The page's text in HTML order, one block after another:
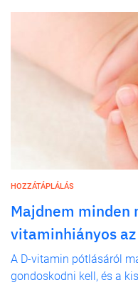
HOZZÁTÁPLÁLÁS
Majdnem minden
vitaminhiányos
A D-vitamin pótlásáról
gondoskodni kell, és a